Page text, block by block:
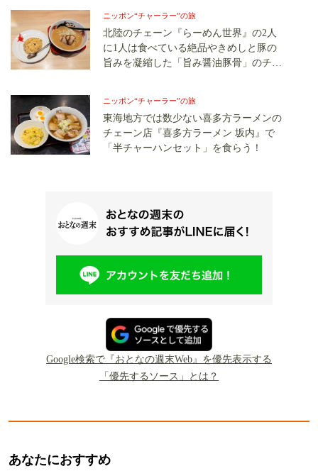
ニッポン“チャーラー”の旅
北陸のチェーン『らーめん世界』の2人
に1人は食べている絶品やきめしと豚の
旨みを凝縮した「旨み醤油豚骨」のチャ
ニッポン“チャーラー”の旅
東海地方では数少ない喜多方ラーメンの
チェーン店『喜多方ラーメン 坂内』で
「半チャーハンセット」を食らう！
Google検索で『おとなの週末Web』を優先表示する
「優先するソース」とは？
あなたにおすすめ